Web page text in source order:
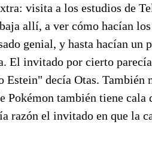
visita a los estudios de
allí, a ver cómo hacían
genial, y hasta hacían un
El invitado por cierto
decía Otas. También
también tiene cala
razón el invitado en que la